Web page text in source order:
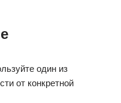
один из
от конкретной